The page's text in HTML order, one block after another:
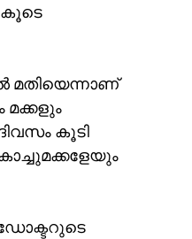
കൂടെ
മതിയെന്നാണ്
കൂടി
ഡോക്ടറുടെ